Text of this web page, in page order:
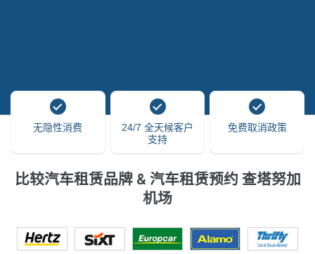
无隐性消费
24/7 全天候客户
支持
免费取消政策
比较汽车租赁品牌 & 汽车租赁预约 查塔努加
机场